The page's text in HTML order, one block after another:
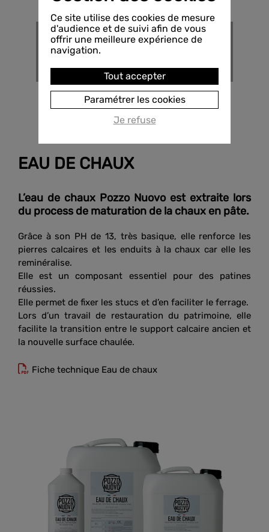
7KG 17KG 27KG
EAU DE CHAUX
L’eau de chaux Pozzo Nuovo est extraite lors
du process de maturation de la chaux en pâte.
Grâce à son PH de 13, très basique, elle renforce les
pierres calcaires et les enduits à la chaux car elle les
reminéralise.
Elle est un composant essentiel pour des patines
réussies.
Elle permet de fixer les stucs et d’en faciliter le ferrage.
Lors d’un travail de restauration du patrimoine, elle
facilite la transition entre le support calcaire ancien et
la nouvelle surface chaulée.
Fiche technique Eau de chaux
Ce site utilise des cookies de mesure
d'audience et de suivi afin de vous
offrir une meilleure expérience de
navigation.
Tout accepter
Paramétrer les cookies
Je refuse